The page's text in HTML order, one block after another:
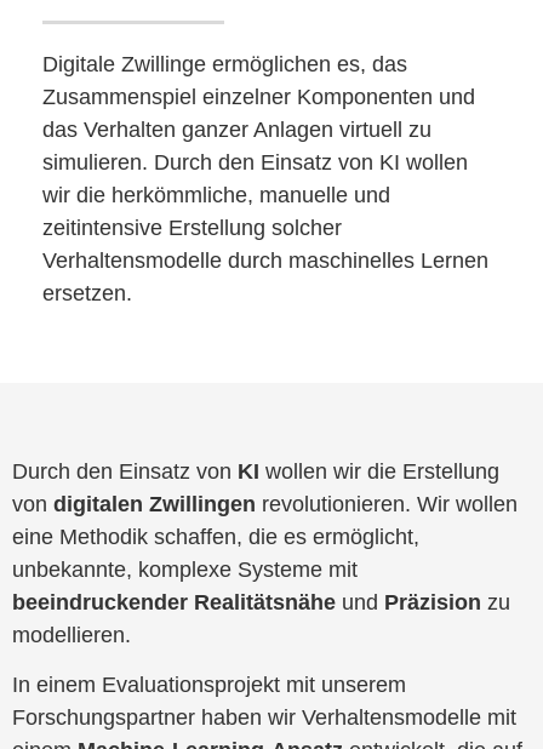
Digitale Zwillinge ermöglichen es, das
Zusammenspiel einzelner Komponenten und
das Verhalten ganzer Anlagen virtuell zu
simulieren. Durch den Einsatz von KI wollen
wir die herkömmliche, manuelle und
zeitintensive Erstellung solcher
Verhaltensmodelle durch maschinelles Lernen
ersetzen.
Durch den Einsatz von KI wollen wir die Erstellung
von digitalen Zwillingen revolutionieren. Wir wollen
eine Methodik schaffen, die es ermöglicht,
unbekannte, komplexe Systeme mit
beeindruckender Realitätsnähe und Präzision zu
modellieren.
In einem Evaluationsprojekt mit unserem
Forschungspartner haben wir Verhaltensmodelle mit